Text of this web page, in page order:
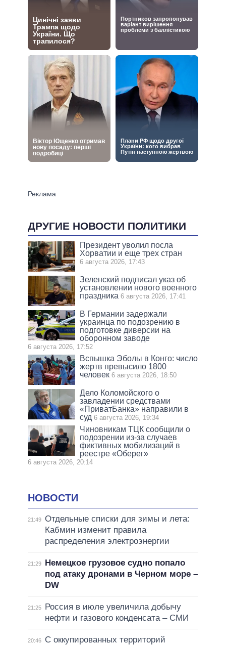
ДРУГИЕ НОВОСТИ ПОЛИТИКИ
Президент уволил посла
Хорватии и еще трех стран
6 августа 2026, 17:43
Зеленский подписал указ об
установлении нового военного
праздника 6 августа 2026, 17:41
В Германии задержали
украинца по подозрению в
подготовке диверсии на
оборонном заводе
6 августа 2026, 17:52
Вспышка Эболы в Конго: число
жертв превысило 1800
человек 6 августа 2026, 18:50
Дело Коломойского о
завладении средствами
«ПриватБанка» направили в
суд 6 августа 2026, 19:34
Чиновникам ТЦК сообщили о
подозрении из-за случаев
фиктивных мобилизаций в
реестре «Оберег»
6 августа 2026, 20:14
НОВОСТИ
21:49 Отдельные списки для зимы и лета:
Кабмин изменит правила
распределения электроэнергии
21:29
Немецкое грузовое судно попало
под атаку дронами в Черном море –
DW
21:25
Россия в июле увеличила добычу
нефти и газового конденсата – СМИ
20:46
С оккупированных территорий